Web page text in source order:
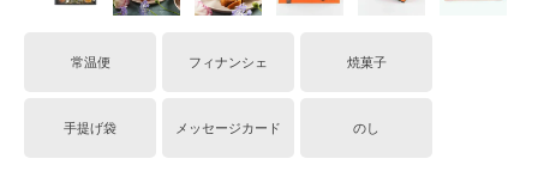
常温便 フィナンシェ 焼菓子
手提げ袋 メッセージカード のし